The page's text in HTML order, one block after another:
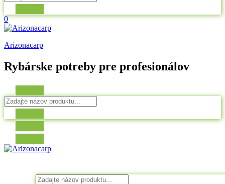
0
Arizonacarp
Rybárske potreby pre profesionálov